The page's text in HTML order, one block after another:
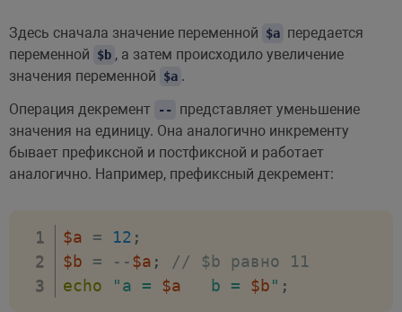
Здесь сначала значение переменной $a передается
переменной
$b , а затем происходило увеличение
значения переменной
$a .
Операция декремент
--
представляет уменьшение
значения на единицу. Она аналогично инкременту
бывает префиксной и постфиксной и работает
аналогично. Например, префиксный декремент:
$a = 12 ;
$b
= --$a ;
// $b равно 11
echo
"a = $a
   b =
$b" ;